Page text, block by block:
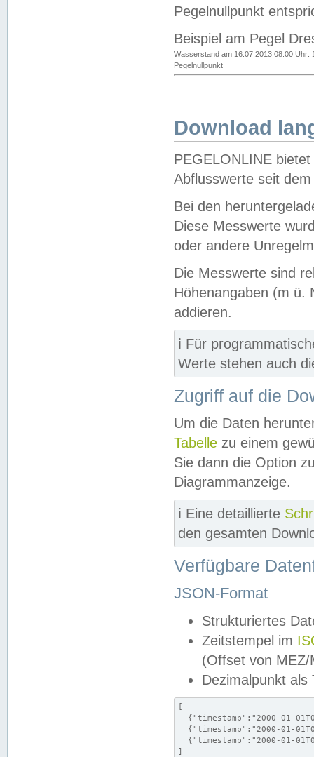
Pegelnullpunkt
Beispiel am Pegel
Wasserstand am 16.07.2013 08:00 Uhr:
Pegelnullpunkt
Download
PEGELONLINE
Abflusswerte seit
Bei den
Diese Messwerte
oder andere
Die Messwerte sind
Höhenangaben (m ü.
addieren.
ℹ️ Für
Werte stehen auch
Zugriff auf die
Um die Daten
Tabelle zu einem
Sie dann die Option
Diagrammanzeige.
ℹ️ Eine detaillierte
den gesamten
Verfügbare
JSON-Format
Strukturiertes
Zeitstempel im
(Offset von MEZ/
Dezimalpunkt als
[
{"timestamp":"2000-01-
{"timestamp":"2000-01-
{"timestamp":"2000-01-
]